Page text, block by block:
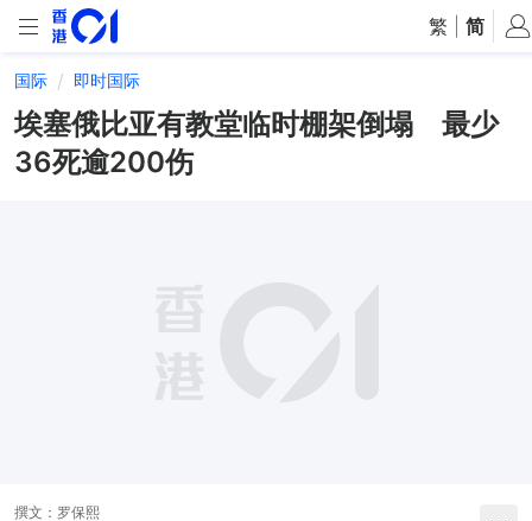
繁 简
国际 即时国际
埃塞俄比亚有教堂临时棚架倒塌 最少
36死逾200伤
撰文： 罗保熙